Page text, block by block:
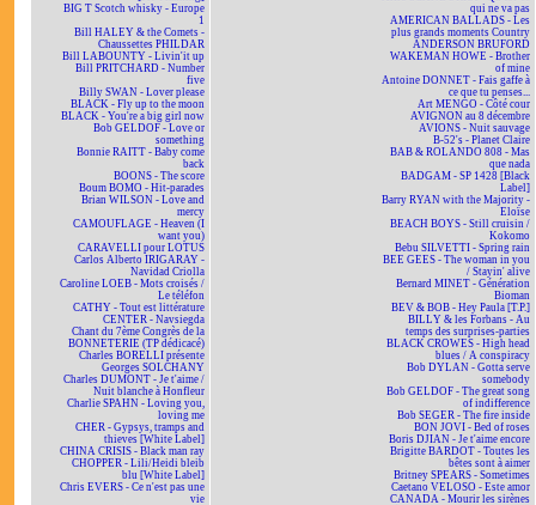
BIG T Scotch whisky - Europe
1
Bill HALEY & the Comets -
Chaussettes PHILDAR
Bill LABOUNTY - Livin'it up
Bill PRITCHARD - Number
five
Billy SWAN - Lover please
BLACK - Fly up to the moon
BLACK - You're a big girl now
Bob GELDOF - Love or
something
Bonnie RAITT - Baby come
back
BOONS - The score
Boum BOMO - Hit-parades
Brian WILSON - Love and
mercy
CAMOUFLAGE - Heaven (I
want you)
CARAVELLI pour LOTUS
Carlos Alberto IRIGARAY -
Navidad Criolla
Caroline LOEB - Mots croisés /
Le téléfon
CATHY - Tout est littérature
CENTER - Navsiegda
Chant du 7ème Congrès de la
BONNETERIE (TP dédicacé)
Charles BORELLI présente
Georges SOLCHANY
Charles DUMONT - Je t'aime /
Nuit blanche à Honfleur
Charlie SPAHN - Loving you,
loving me
CHER - Gypsys, tramps and
thieves [White Label]
CHINA CRISIS - Black man ray
CHOPPER - Lili/Heidi bleib
blu [White Label]
Chris EVERS - Ce n'est pas une
vie
qui ne va pas
AMERICAN BALLADS - Les
plus grands moments Country
ANDERSON BRUFORD
WAKEMAN HOWE - Brother
of mine
Antoine DONNET - Fais gaffe à
ce que tu penses...
Art MENGO - Côté cour
AVIGNON au 8 décembre
AVIONS - Nuit sauvage
B-52's - Planet Claire
BAB & ROLANDO 808 - Mas
que nada
BADGAM - SP 1428 [Black
Label]
Barry RYAN with the Majority -
Eloïse
BEACH BOYS - Still cruisin /
Kokomo
Bebu SILVETTI - Spring rain
BEE GEES - The woman in you
/ Stayin' alive
Bernard MINET - Génération
Bioman
BEV & BOB - Hey Paula [T.P.]
BILLY & les Forbans - Au
temps des surprises-parties
BLACK CROWES - High head
blues / A conspiracy
Bob DYLAN - Gotta serve
somebody
Bob GELDOF - The great song
of indifference
Bob SEGER - The fire inside
BON JOVI - Bed of roses
Boris DJIAN - Je t'aime encore
Brigitte BARDOT - Toutes les
bêtes sont à aimer
Britney SPEARS - Sometimes
Caetano VELOSO - Este amor
CANADA - Mourir les sirènes